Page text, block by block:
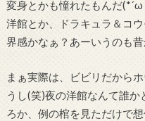
変身とかも憧れたもんだ
洋館とか、ドラキュラ＆コ
界感かなぁ？あーいうのも
まぁ実際は、ビビリだから
うし(笑)夜の洋館なんて誰か
ろか、例の棺を見ただけで